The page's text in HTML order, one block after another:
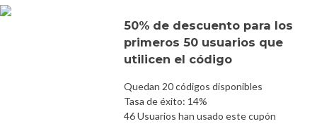
50% de descuento para los
primeros 50 usuarios que
utilicen el código
Quedan 20 códigos disponibles
Tasa de éxito: 14%
46 Usuarios han usado este cupón